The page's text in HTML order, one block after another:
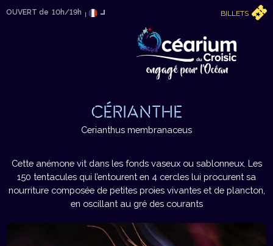
BILLETS
OUVERT de 10h/19h
CÉRIANTHE
Cerianthus membranaceus
Cette anémone vit dans les fonds vaseux ou sablonneux. Les
150 tentacules qui l’entourent en 4 cercles lui procurent sa
nourriture composée de petites proies vivantes et de plancton,
en oscillant au gré des courants